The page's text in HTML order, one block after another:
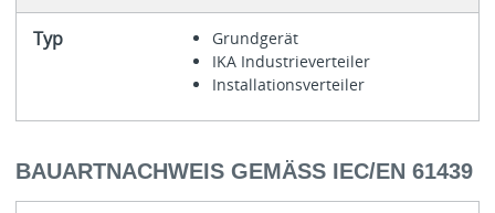
Typ
Grundgerät
IKA Industrieverteiler
Installationsverteiler
BAUARTNACHWEIS GEMÄSS IEC/EN 61439